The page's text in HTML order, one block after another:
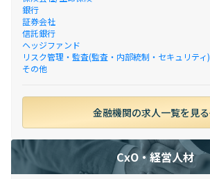
銀行
証券会社
信託銀行
ヘッジファンド
リスク管理・監査(監査・内部統制・セキュリティ)
その他
金融機関の求人一覧を見る
CxO・経営人材